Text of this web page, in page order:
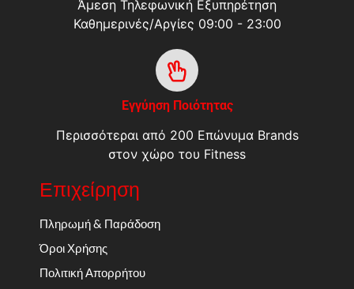
Άμεση Τηλεφωνική Εξυπηρέτηση
Καθημερινές/Αργίες 09:00 - 23:00
Εγγύηση Ποιότητας
Περισσότεραι από 200 Επώνυμα Brands
στον χώρο του Fitness
Επιχείρηση
Πληρωμή & Παράδοση
Όροι Χρήσης
Πολιτική Απορρήτου